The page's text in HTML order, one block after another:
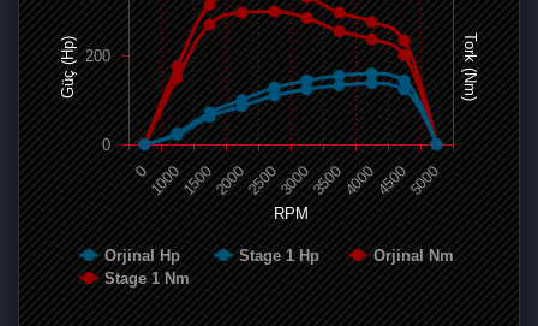
RPM
Güç (Hp) Tork (Nm)
Orjinal Hp Stage 1 Hp
Orjinal Nm
Stage 1 Nm
0 100015002000250030003500400045005000
0
200